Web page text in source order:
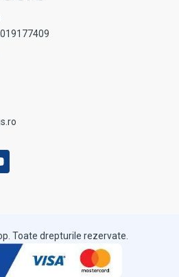
Toate drepturile rezervate.